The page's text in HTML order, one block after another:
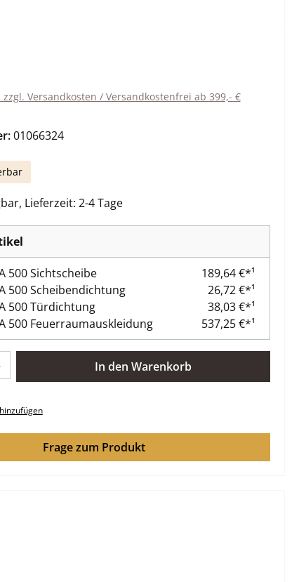
zzgl. Versandkosten / Versandkostenfrei ab 399,- €
01066324
Lieferzeit: 2-4 Tage
500 Sichtscheibe
189,64 €*¹
500 Scheibendichtung
26,72 €*¹
500 Türdichtung
38,03 €*¹
500 Feuerraumauskleidung
537,25 €*¹
den gewünschten Wert ein oder benutze die
In den Warenkorb
Frage zum Produkt